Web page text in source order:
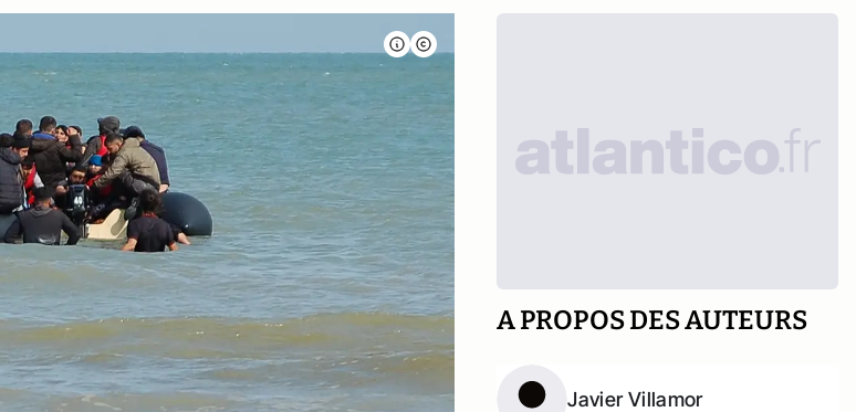
A PROPOS DES AUTEURS
Javier Villamor